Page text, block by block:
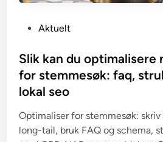
s
t
e
i
n
Aktuelt
Slik kan du optimalisere
for stemmesøk: faq,
lokal seo
Optimaliser for stemmesøk:
long-tail, bruk FAQ og schema,